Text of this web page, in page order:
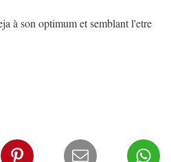
à son optimum et semblant l'etre